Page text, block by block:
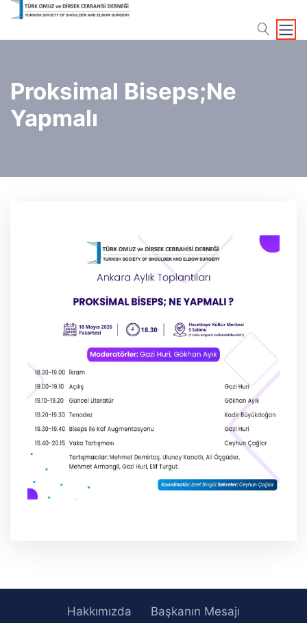
search
Proksimal Biseps;Ne
Yapmalı
Hakkımızda
Başkanın Mesajı